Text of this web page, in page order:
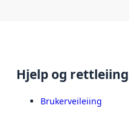
Hjelp og rettleiing
Brukerveileiing